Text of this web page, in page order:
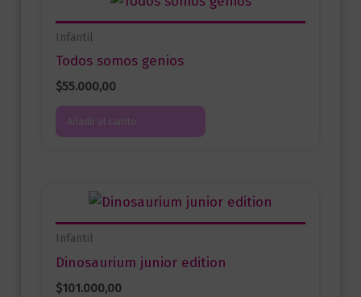
Infantil
Todos somos genios
$55.000,00
Añadir al carrito
Infantil
Dinosaurium junior edition
$101.000,00